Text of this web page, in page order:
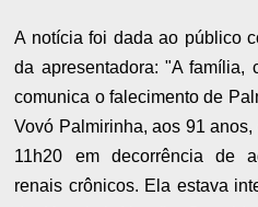
A notícia foi dada ao público
da apresentadora: "A família,
comunica o falecimento de
Vovó Palmirinha, aos 91
11h20 em decorrência de
renais crônicos. Ela estava